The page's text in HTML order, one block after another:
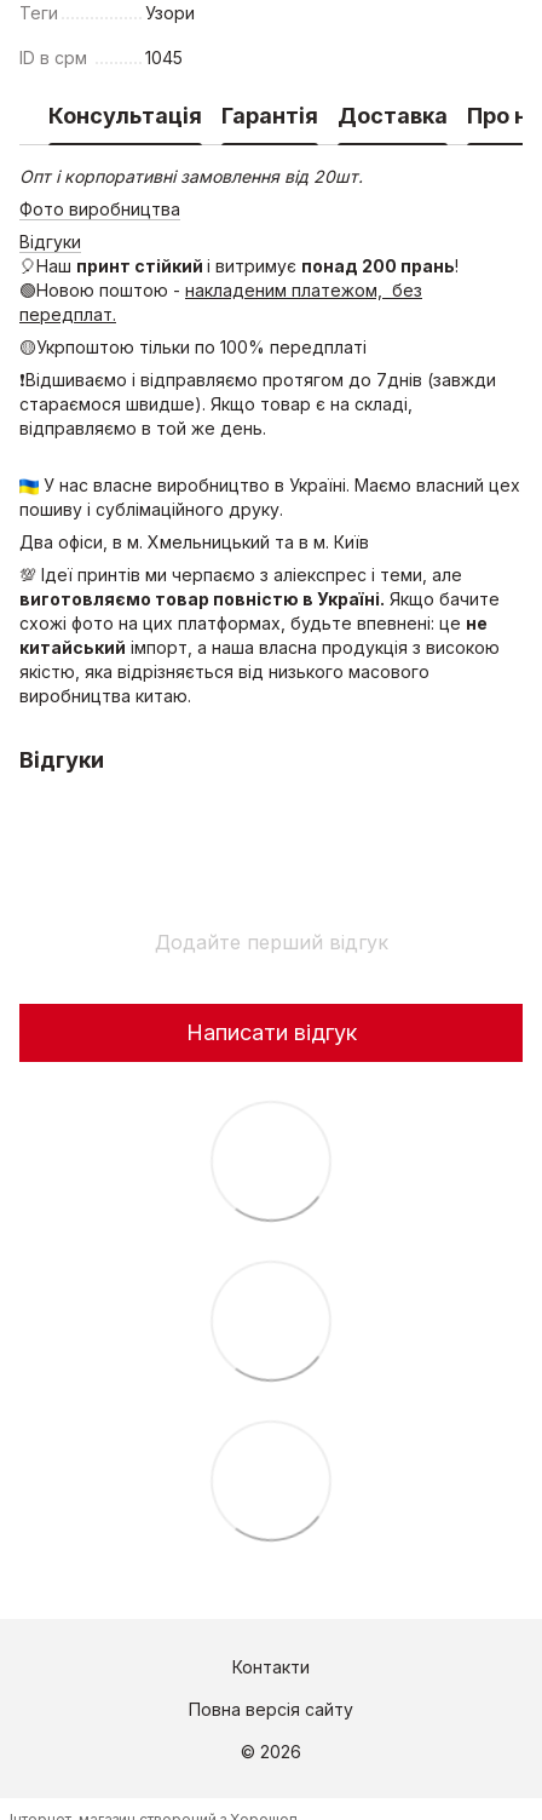
Теги Узори
ID в срм 1045
Консультація Гарантія Доставка Про
Опт і корпоративні замовлення від 20шт.
Фото виробництва
Відгуки
🎈Наш принт стійкий і витримує понад 200 прань!
🟢Новою поштою - накладеним платежом, без
передплат.
🟡Укрпоштою тільки по 100% передплаті
❗Відшиваємо і відправляємо протягом до 7днів (завжди
стараємося швидше). Якщо товар є на складі,
відправляємо в той же день.
У нас власне виробництво в Україні. Маємо власний цех
пошиву і сублімаційного друку.
Два офіси, в м. Хмельницький та в м. Київ
💯 Ідеї принтів ми черпаємо з аліекспрес і теми, але
виготовляємо товар повністю в Україні. Якщо бачите
схожі фото на цих платформах, будьте впевнені: це не
китайський імпорт, а наша власна продукція з високою
якістю, яка відрізняється від низького масового
виробництва китаю.
Відгуки
Додайте перший відгук
Написати відгук
Контакти
Повна версія сайту
© 2026